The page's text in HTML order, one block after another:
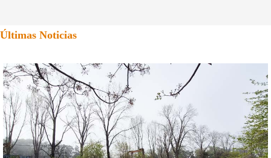
Últimas Noticias